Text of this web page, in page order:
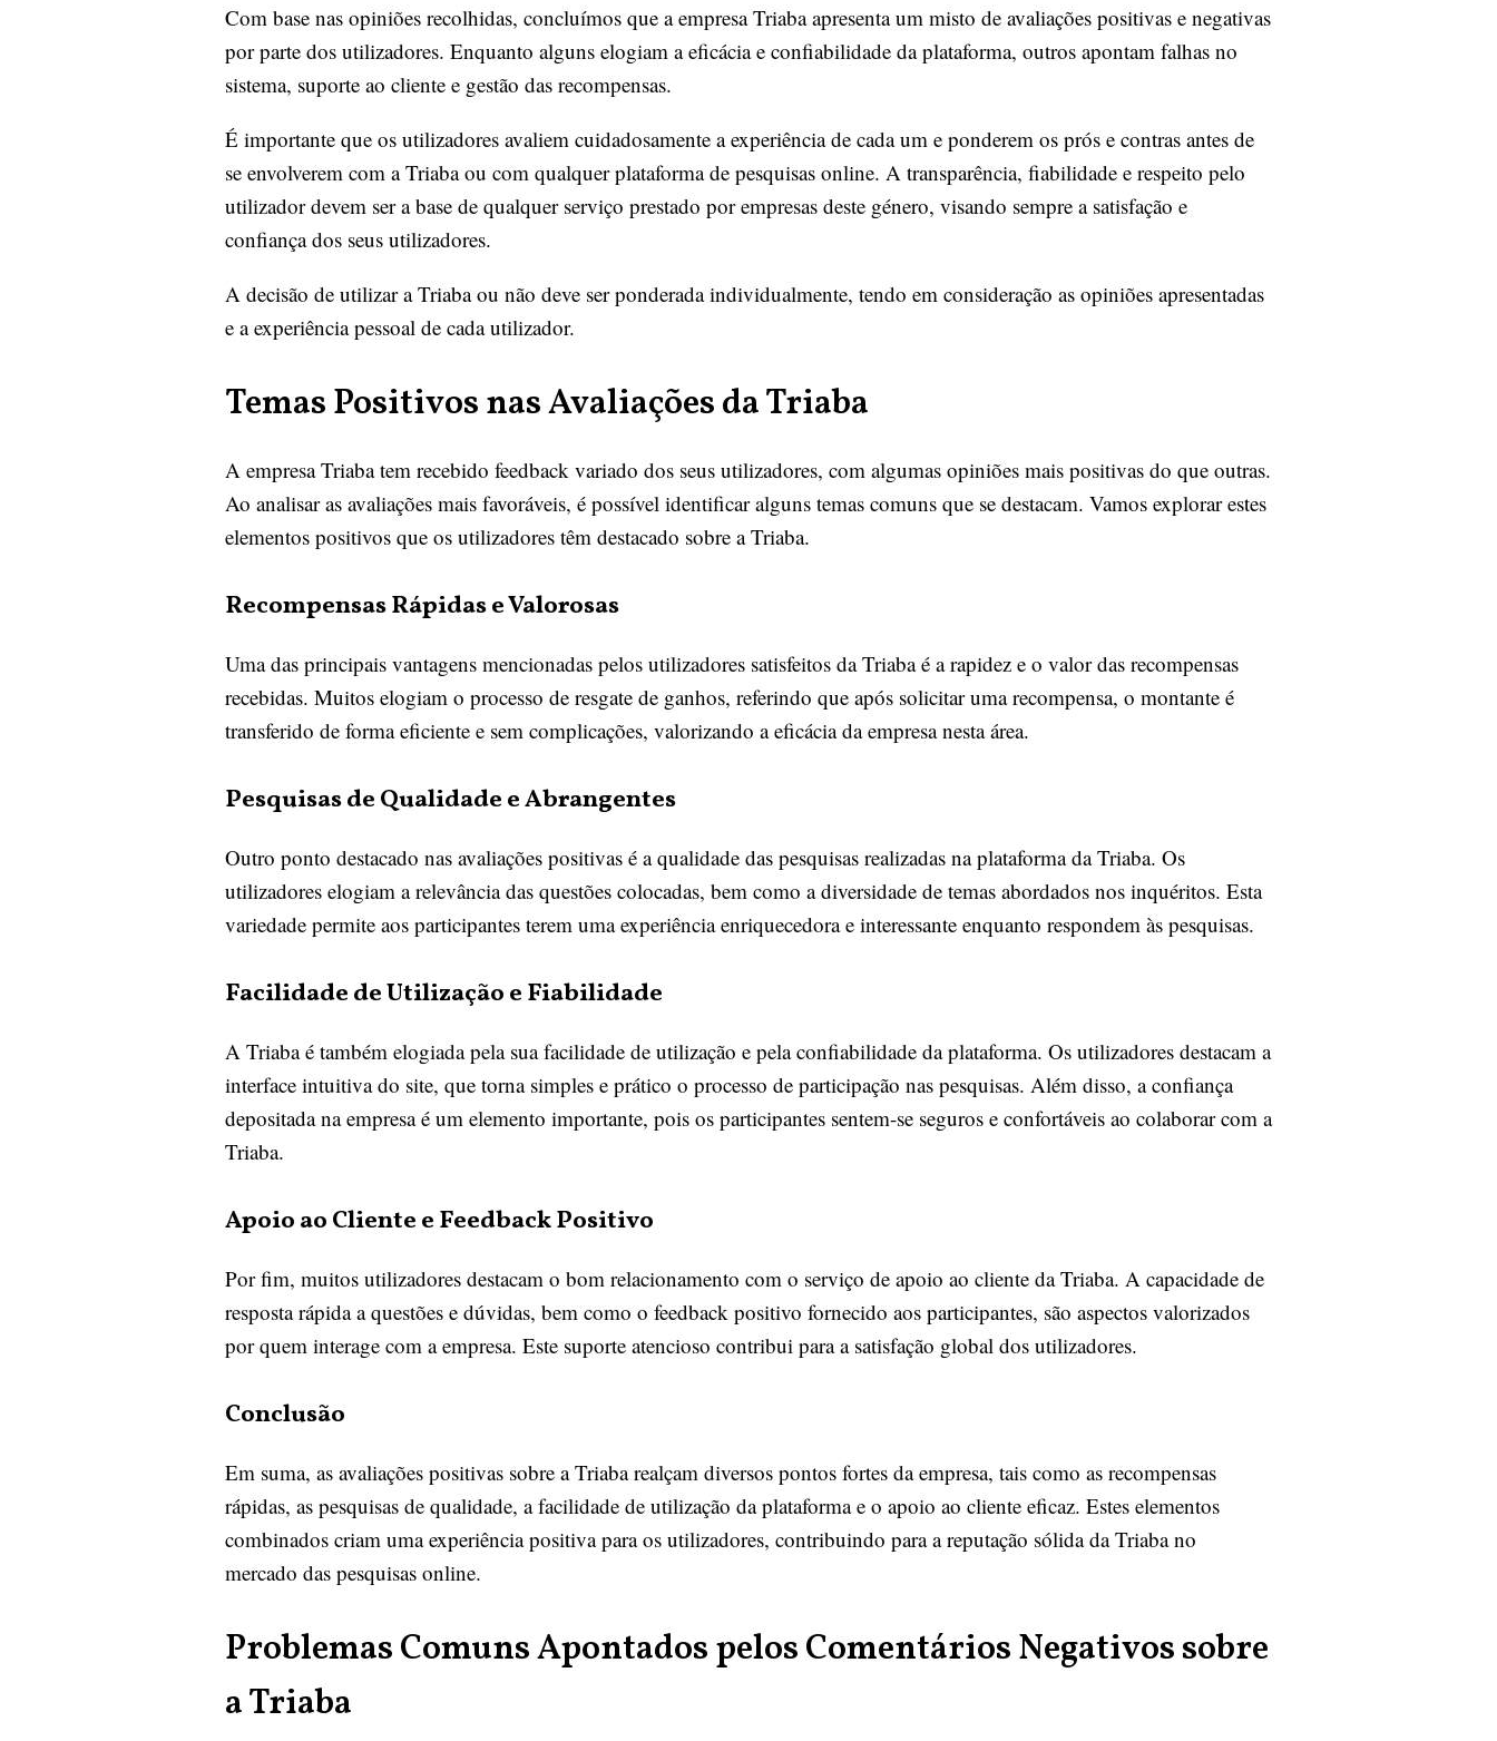
Com base nas opiniões recolhidas, concluímos que a empresa Triaba apresenta um misto de avaliações positivas e negativas
por parte dos utilizadores. Enquanto alguns elogiam a eficácia e confiabilidade da plataforma, outros apontam falhas no
sistema, suporte ao cliente e gestão das recompensas.
É importante que os utilizadores avaliem cuidadosamente a experiência de cada um e ponderem os prós e contras antes de
se envolverem com a Triaba ou com qualquer plataforma de pesquisas online. A transparência, fiabilidade e respeito pelo
utilizador devem ser a base de qualquer serviço prestado por empresas deste género, visando sempre a satisfação e
confiança dos seus utilizadores.
A decisão de utilizar a Triaba ou não deve ser ponderada individualmente, tendo em consideração as opiniões apresentadas
e a experiência pessoal de cada utilizador.
Temas Positivos nas Avaliações da Triaba
A empresa Triaba tem recebido feedback variado dos seus utilizadores, com algumas opiniões mais positivas do que outras.
Ao analisar as avaliações mais favoráveis, é possível identificar alguns temas comuns que se destacam. Vamos explorar estes
elementos positivos que os utilizadores têm destacado sobre a Triaba.
Recompensas Rápidas e Valorosas
Uma das principais vantagens mencionadas pelos utilizadores satisfeitos da Triaba é a rapidez e o valor das recompensas
recebidas. Muitos elogiam o processo de resgate de ganhos, referindo que após solicitar uma recompensa, o montante é
transferido de forma eficiente e sem complicações, valorizando a eficácia da empresa nesta área.
Pesquisas de Qualidade e Abrangentes
Outro ponto destacado nas avaliações positivas é a qualidade das pesquisas realizadas na plataforma da Triaba. Os
utilizadores elogiam a relevância das questões colocadas, bem como a diversidade de temas abordados nos inquéritos. Esta
variedade permite aos participantes terem uma experiência enriquecedora e interessante enquanto respondem às pesquisas.
Facilidade de Utilização e Fiabilidade
A Triaba é também elogiada pela sua facilidade de utilização e pela confiabilidade da plataforma. Os utilizadores destacam a
interface intuitiva do site, que torna simples e prático o processo de participação nas pesquisas. Além disso, a confiança
depositada na empresa é um elemento importante, pois os participantes sentem-se seguros e confortáveis ao colaborar com a
Triaba.
Apoio ao Cliente e Feedback Positivo
Por fim, muitos utilizadores destacam o bom relacionamento com o serviço de apoio ao cliente da Triaba. A capacidade de
resposta rápida a questões e dúvidas, bem como o feedback positivo fornecido aos participantes, são aspectos valorizados
por quem interage com a empresa. Este suporte atencioso contribui para a satisfação global dos utilizadores.
Conclusão
Em suma, as avaliações positivas sobre a Triaba realçam diversos pontos fortes da empresa, tais como as recompensas
rápidas, as pesquisas de qualidade, a facilidade de utilização da plataforma e o apoio ao cliente eficaz. Estes elementos
combinados criam uma experiência positiva para os utilizadores, contribuindo para a reputação sólida da Triaba no
mercado das pesquisas online.
Problemas Comuns Apontados pelos Comentários Negativos sobre
a Triaba